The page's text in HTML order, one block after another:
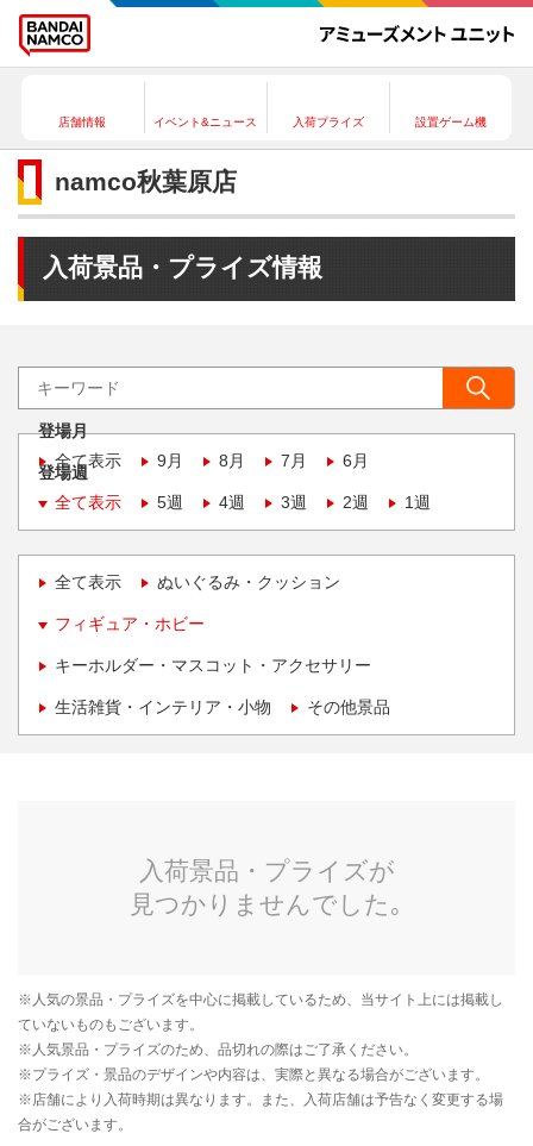
店舗情報 イベント&ニュース 入荷プライズ 設置ゲーム機
namco秋葉原店
入荷景品・プライズ情報
登場月
全て表示
9月 8月 7月 6月
登場週
全て表示
5週 4週 3週 2週 1週
全て表示 ぬいぐるみ・クッション
フィギュア・ホビー
キーホルダー・マスコット・アクセサリー
生活雑貨・インテリア・小物 その他景品